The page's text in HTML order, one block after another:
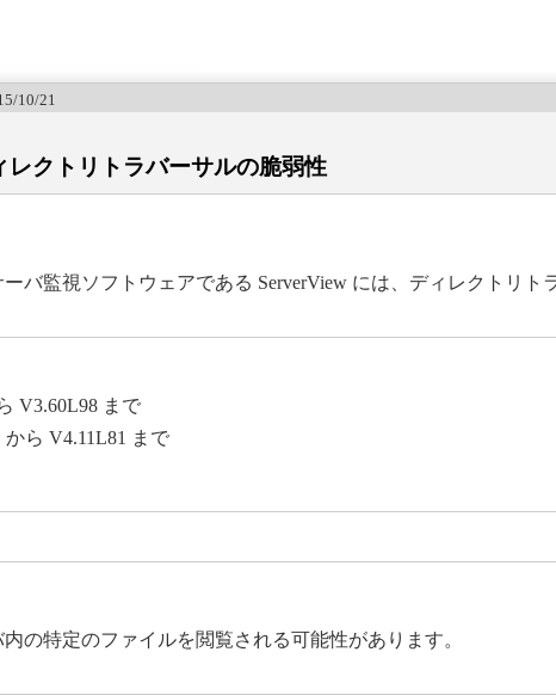
10/21
レクトリトラバーサルの脆弱性
バ監視ソフトウェアである ServerView には、ディレクトリト
V3.60L98 まで
から V4.11L81 まで
の特定のファイルを閲覧される可能性があります。